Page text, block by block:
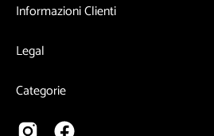
Informazioni Clienti
Legal
Categorie